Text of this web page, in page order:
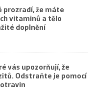
prozradí, že máte
vitaminů a tělo
doplnění
vás upozorňují, že
Odstraňte je pomocí